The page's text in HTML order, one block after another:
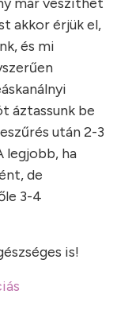
akkor érjük el,
és mi
áztassunk be
után 2-3
legjobb, ha
de
3-4
is!